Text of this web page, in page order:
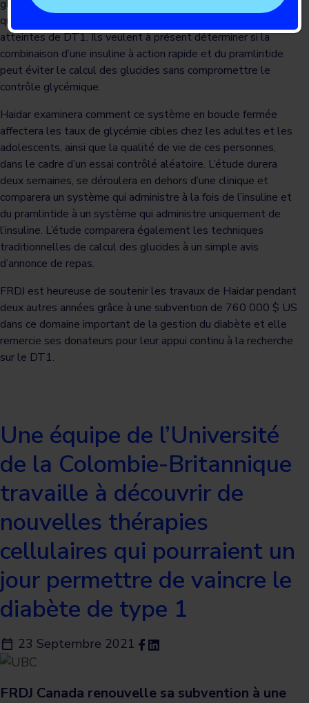
glycémie. Le travail effectué auparavant par l’équipe a montré
qu’un tel système était sûr et efficace chez les personnes
atteintes de DT1. Ils veulent à présent déterminer si la
combinaison d’une insuline à action rapide et du pramlintide
peut éviter le calcul des glucides sans compromettre le
contrôle glycémique.
Haidar examinera comment ce système en boucle fermée
affectera les taux de glycémie cibles chez les adultes et les
adolescents, ainsi que la qualité de vie de ces personnes,
dans le cadre d’un essai contrôlé aléatoire. L’étude durera
deux semaines, se déroulera en dehors d’une clinique et
comparera un système qui administre à la fois de l’insuline et
du pramlintide à un système qui administre uniquement de
l’insuline. L’étude comparera également les techniques
traditionnelles de calcul des glucides à un simple avis
d’annonce de repas.
FRDJ est heureuse de soutenir les travaux de Haidar pendant
deux autres années grâce à une subvention de 760 000 $ US
dans ce domaine important de la gestion du diabète et elle
remercie ses donateurs pour leur appui continu à la recherche
sur le DT1.
Une équipe de l’Université
de la Colombie-Britannique
travaille à découvrir de
nouvelles thérapies
cellulaires qui pourraient un
jour permettre de vaincre le
diabète de type 1
23 Septembre 2021
FRDJ Canada renouvelle sa subvention à une